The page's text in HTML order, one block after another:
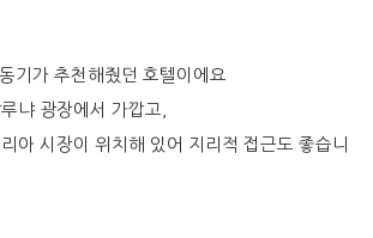
기가 추천해줬던 호텔이에요
냐 광장에서 가깝고,
아 시장이 위치해 있어 지리적 접근도 좋습니